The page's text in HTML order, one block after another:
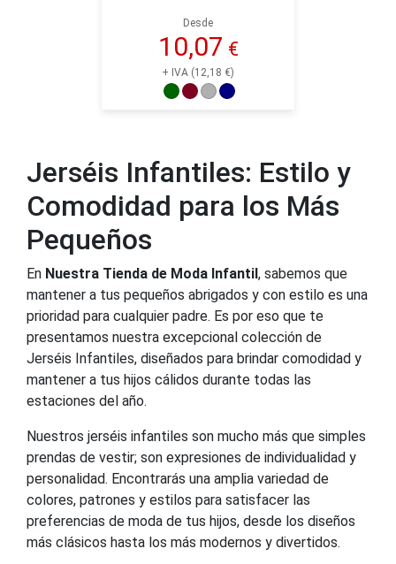
Desde
10,07 €
+ IVA (12,18 €)
Jerséis Infantiles: Estilo y
Comodidad para los Más
Pequeños
En Nuestra Tienda de Moda Infantil , sabemos que
mantener a tus pequeños abrigados y con estilo es una
prioridad para cualquier padre. Es por eso que te
presentamos nuestra excepcional colección de
Jerséis Infantiles, diseñados para brindar comodidad y
mantener a tus hijos cálidos durante todas las
estaciones del año.
Nuestros jerséis infantiles son mucho más que simples
prendas de vestir; son expresiones de individualidad y
personalidad. Encontrarás una amplia variedad de
colores, patrones y estilos para satisfacer las
preferencias de moda de tus hijos, desde los diseños
más clásicos hasta los más modernos y divertidos.